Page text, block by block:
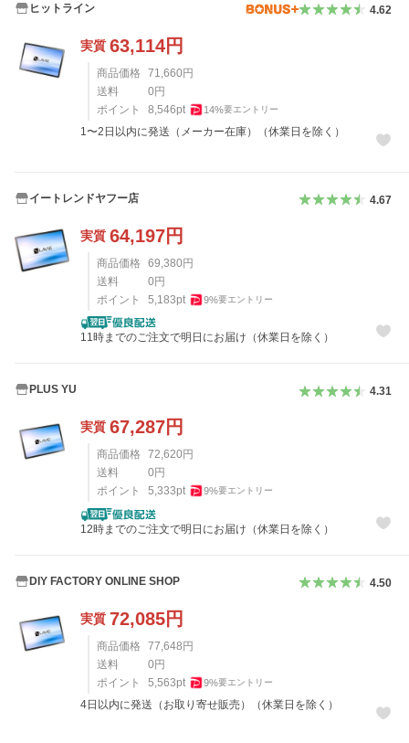
ヒットライン 4.62
実質 63,114円
商品価格 71,660円
送料
0円
ポイント
8,546pt 14%要エントリー
1〜2日以内に発送（メーカー在庫）（休業日を除く）
イートレンドヤフー店 4.67
実質 64,197円
商品価格 69,380円
送料
0円
ポイント
5,183pt 9%要エントリー
11時までのご注文で明日にお届け（休業日を除く）
PLUS YU 4.31
実質 67,287円
商品価格 72,620 円
送料
0 円
ポイント
5,333pt 9%要エントリー
12時までのご注文で明日にお届け（休業日を除く）
DIY FACTORY ONLINE SHOP 4.50
実質 72,085円
商品価格 77,648円
送料
0円
ポイント
5,563pt 9%要エントリー
4日以内に発送（お取り寄せ販売）（休業日を除く）